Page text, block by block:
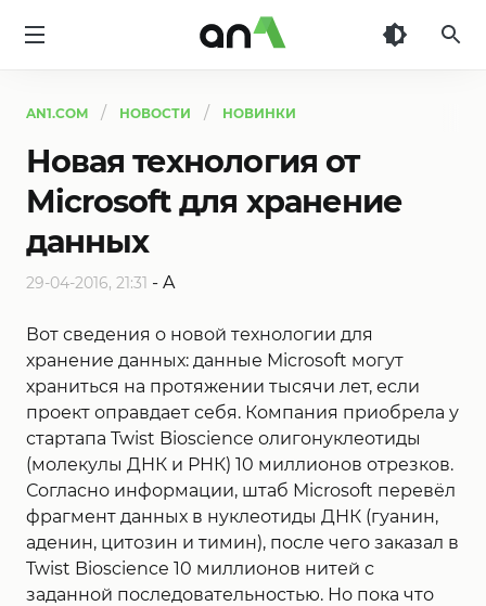
AN1.COM НОВОСТИ НОВИНКИ
Новая технология от
Microsoft для хранение
данных
29-04-2016, 21:31 - A
Вот сведения о новой технологии для
хранение данных: данные Microsoft могут
храниться на протяжении тысячи лет, если
проект оправдает себя. Компания приобрела у
стартапа Twist Bioscience олигонуклеотиды
(молекулы ДНК и РНК) 10 миллионов отрезков.
Согласно информации, штаб Microsoft перевёл
фрагмент данных в нуклеотиды ДНК (гуанин,
аденин, цитозин и тимин), после чего заказал в
Twist Bioscience 10 миллионов нитей с
заданной последовательностью. Но пока что